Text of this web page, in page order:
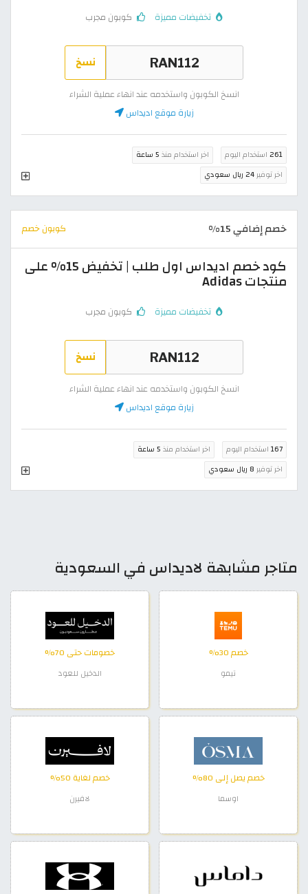
تخفيضات مميزة كوبون مجرب
نسخ
انسخ الكوبون واستخدمه عند انهاء عملية الشراء
زيارة موقع اديداس
261 استخدام اليوم اخر استخدام منذ 5 ساعة
اخر توفير24 ريال سعودي
خصم إضافي 15% كوبون خصم
كود خصم اديداس اول طلب | تخفيض 15% على
منتجات Adidas
تخفيضات مميزة كوبون مجرب
نسخ
انسخ الكوبون واستخدمه عند انهاء عملية الشراء
زيارة موقع اديداس
167 استخدام اليوم اخر استخدام منذ 5 ساعة
اخر توفير 8 ريال سعودي
متاجر مشابهة لاديداس في السعودية
خصم 30%
تيمو
خصومات حتى 70%
الدخيل للعود
خصم يصل إلى 80%
اوسما
خصم لغاية 50%
لافيرن